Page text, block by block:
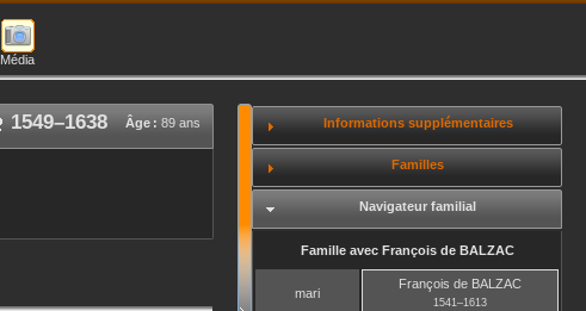
Média
Âge : 89 ans
1549–1638 Informations supplémentaires
Familles
Navigateur familial
Famille avec Françoisde BALZAC
mari
François de BALZAC
1541–1613